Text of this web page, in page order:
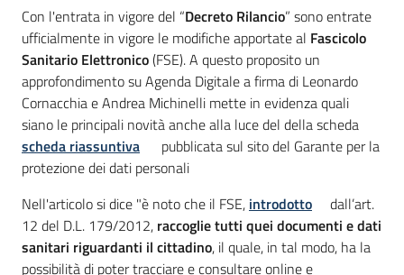
Introduzione
Con l'entrata in vigore del “Decreto Rilancio” sono entrate
ufficialmente in vigore le modifiche apportate al Fascicolo
Sanitario Elettronico(FSE). A questo proposito un
approfondimento su Agenda Digitale a firma di Leonardo
Cornacchia e Andrea Michinelli mette in evidenza quali
siano le principali novità anche alla luce del della scheda
scheda riassuntiva
pubblicata sul sito del Garante per la
protezione dei dati personali
Nell'articolo si dice "è noto che il FSE, introdotto
dall’art.
12 del D.L. 179/2012, raccoglie tutti quei documenti e dati
sanitari riguardanti il cittadino, il quale, in tal modo, ha la
possibilità di poter tracciare e consultare online e